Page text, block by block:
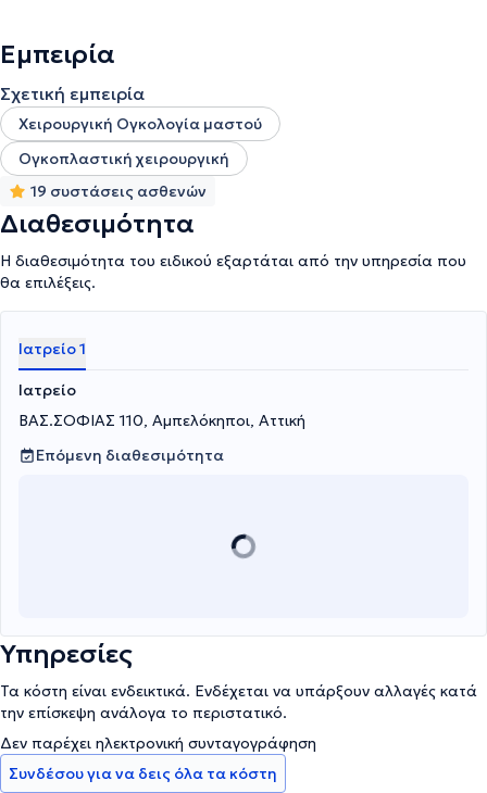
παθολογία και ογκολογία του μαστού,
Board of Breast Surgery και BRESO.Ασχολείται με όλο το εύρος
των καλοήθων και κακοήθων παθήσεων μαστού και
πραγματοποιεί όλη την γκάμα των σύγχρονων χειρουργικών
επεμβάσεων του μαστού όπως των εξειδικευμένων
ογκοπλαστικών τεχνικών, φρουρό λεμφαδένα και λεμφαδενικό
καθαρισμό μασχάλης, σύνθετη θεραπευτική μαμοπλαστική
τεχνική, χειρουργείο συμμετροποίησης, θεραπευτική μειωτική
μαστών, υποδόρια μαστεκτομή με διατήρηση δέρματος/θηλής και
άμεση αποκατάσταση με ενθέματα σιλικόνης τοποθετημένα κάτω
ή πάνω από το μυ με τη χρήση ακυτταρικού δερματικού
πλέγματος (ADM), καθυστερημένη αποκατάσταση μαστού μετά
Εμπειρία
Σχετική εμπειρία
Χειρουργική Ογκολογία μαστού
Ογκοπλαστική χειρουργική
19 συστάσεις ασθενών
Διαθεσιμότητα
Η διαθεσιμότητα του ειδικού εξαρτάται από την υπηρεσία που
θα επιλέξεις.
Ιατρείο 1
Ιατρείο
ΒΑΣ.ΣΟΦΙΑΣ 110, Αμπελόκηποι, Αττική
Επόμενη διαθεσιμότητα
Υπηρεσίες
Τα κόστη είναι ενδεικτικά. Ενδέχεται να υπάρξουν αλλαγές κατά
την επίσκεψη ανάλογα το περιστατικό.
Δεν παρέχει ηλεκτρονική συνταγογράφηση
Συνδέσου για να δεις όλα τα κόστη